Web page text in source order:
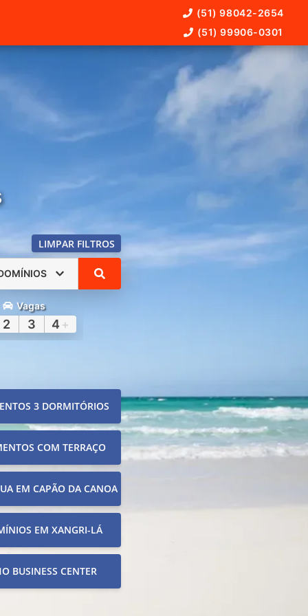
(51) 98042-2654
(51) 99906-0301
LIMPAR FILTROS
Vagas
2 3 4 +
3 DORMITÓRIOS
COM TERRAÇO
EM CAPÃO DA CANOA
EM XANGRI-LÁ
BUSINESS CENTER